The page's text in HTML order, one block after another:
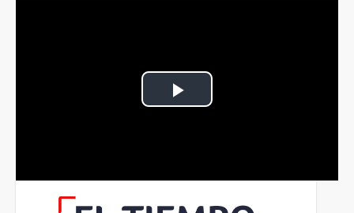
Play